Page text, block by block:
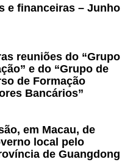
e financeiras – Junho
reuniões do “Grupo
e do “Grupo de
de Formação
Bancários”
em Macau, de
local pelo
de Guangdong